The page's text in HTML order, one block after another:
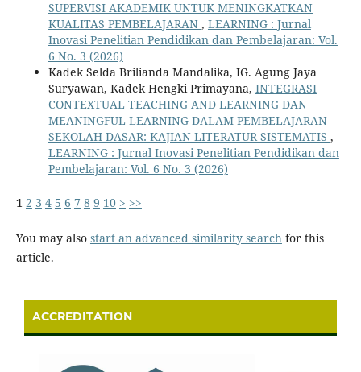
SUPERVISI AKADEMIK UNTUK MENINGKATKAN
KUALITAS PEMBELAJARAN , LEARNING : Jurnal
Inovasi Penelitian Pendidikan dan Pembelajaran: Vol.
6 No. 3 (2026)
Kadek Selda Brilianda Mandalika, IG. Agung Jaya
Suryawan, Kadek Hengki Primayana, INTEGRASI
CONTEXTUAL TEACHING AND LEARNING DAN
MEANINGFUL LEARNING DALAM PEMBELAJARAN
SEKOLAH DASAR: KAJIAN LITERATUR SISTEMATIS ,
LEARNING : Jurnal Inovasi Penelitian Pendidikan dan
Pembelajaran: Vol. 6 No. 3 (2026)
1 2 3 4 5 6 7 8 9 10 > >>
You may also start an advanced similarity searchfor this
article.
ACCREDITATION